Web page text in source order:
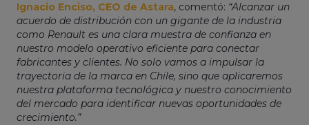
Ignacio Enciso, CEO de Astara, comentó: “Alcanzar un
acuerdo de distribución con un gigante de la industria
como Renault es una clara muestra de confianza en
nuestro modelo operativo eficiente para conectar
fabricantes y clientes. No solo vamos a impulsar la
trayectoria de la marca en Chile, sino que aplicaremos
nuestra plataforma tecnológica y nuestro conocimiento
del mercado para identificar nuevas oportunidades de
crecimiento.”